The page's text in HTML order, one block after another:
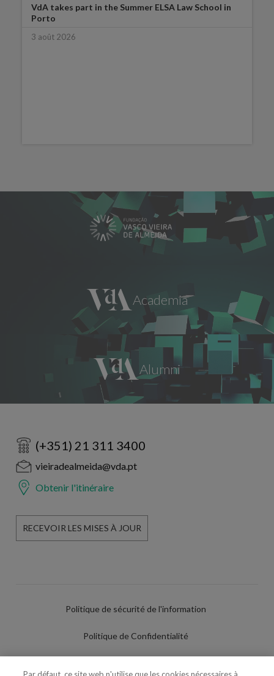
VdA takes part in the Summer ELSA Law School in
Porto
3 août 2026
(+351) 21 311 3400
vieiradealmeida@vda.pt
Obtenir l'itinéraire
RECEVOIR LES MISES À JOUR
Politique de sécurité de l'information
Politique de Confidentialité